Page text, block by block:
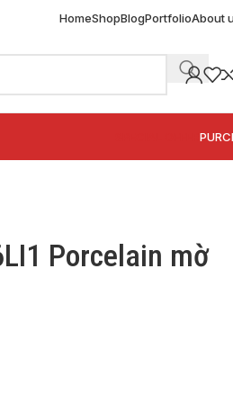
HomeShopBlogPortfolioAbout
Porcelain mờ